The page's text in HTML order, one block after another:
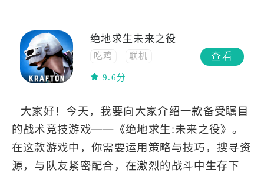
绝地求生未来之役
吃鸡
联机
中文
9.6分
查看
大家好！今天，我要向大家介绍一款备受瞩目
的战术竞技游戏——《绝地求生:未来之役》。
在这款游戏中，你需要运用策略与技巧，搜寻资
源，与队友紧密配合，在激烈的战斗中生存下